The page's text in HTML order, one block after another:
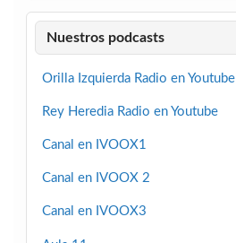
Nuestros podcasts
Orilla Izquierda Radio en Youtube
Rey Heredia Radio en Youtube
Canal en IVOOX1
Canal en IVOOX 2
Canal en IVOOX3